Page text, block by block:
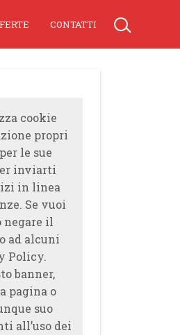
CONTATTI
cookie
propri
le sue
inviarti
in linea
Se vuoi
negare il
ad alcuni
Policy.
banner,
pagina o
suo
all’uso dei